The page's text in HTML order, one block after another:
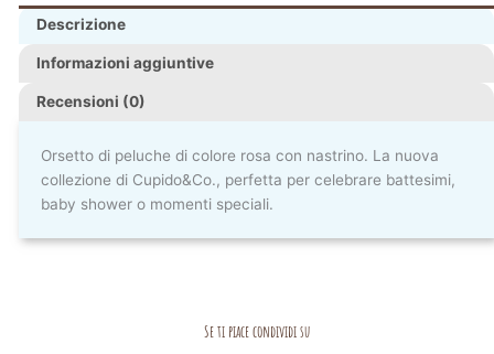
Descrizione
Informazioni aggiuntive
Recensioni (0)
Orsetto di peluche di colore rosa con nastrino. La nuova
collezione di Cupido&Co., perfetta per celebrare battesimi,
baby shower o momenti speciali.
Se ti piace condividi su